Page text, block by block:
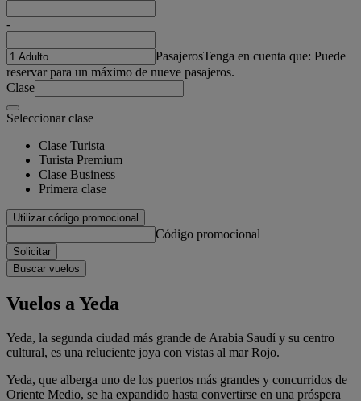
-
PasajerosTenga en cuenta que: Puede
reservar para un máximo de nueve pasajeros.
Clase
Seleccionar clase
Clase Turista
Turista Premium
Clase Business
Primera clase
Utilizar código promocional
Código promocional
Solicitar
Buscar vuelos
Vuelos a Yeda
Yeda, la segunda ciudad más grande de Arabia Saudí y su centro
cultural, es una reluciente joya con vistas al mar Rojo.
Yeda, que alberga uno de los puertos más grandes y concurridos de
Oriente Medio, se ha expandido hasta convertirse en una próspera